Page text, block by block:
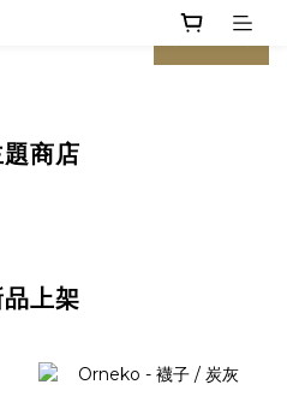
prev next
商店
上架